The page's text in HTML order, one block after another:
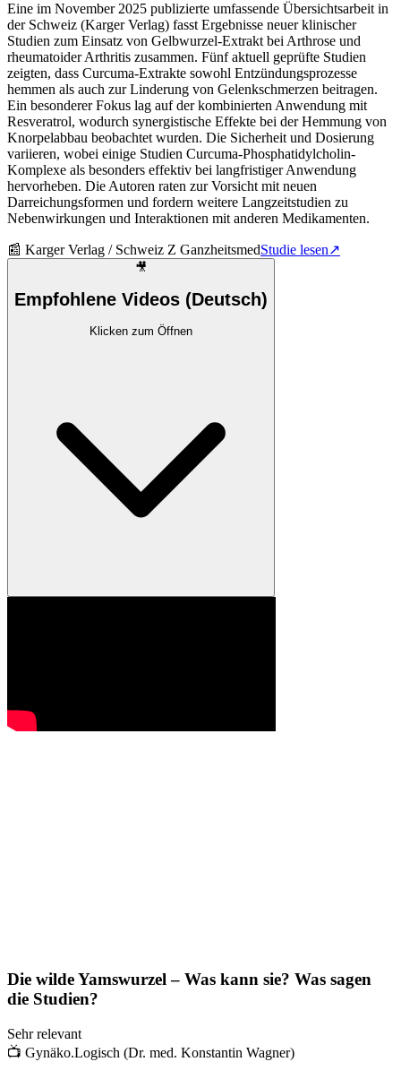
Eine im November 2025 publizierte umfassende Übersichtsarbeit in
der Schweiz (Karger Verlag) fasst Ergebnisse neuer klinischer
Studien zum Einsatz von Gelbwurzel-Extrakt bei Arthrose und
rheumatoider Arthritis zusammen. Fünf aktuell geprüfte Studien
zeigten, dass Curcuma-Extrakte sowohl Entzündungsprozesse
hemmen als auch zur Linderung von Gelenkschmerzen beitragen.
Ein besonderer Fokus lag auf der kombinierten Anwendung mit
Resveratrol, wodurch synergistische Effekte bei der Hemmung von
Knorpelabbau beobachtet wurden. Die Sicherheit und Dosierung
variieren, wobei einige Studien Curcuma-Phosphatidylcholin-
Komplexe als besonders effektiv bei langfristiger Anwendung
hervorheben. Die Autoren raten zur Vorsicht mit neuen
Darreichungsformen und fordern weitere Langzeitstudien zu
Nebenwirkungen und Interaktionen mit anderen Medikamenten.
📰 Karger Verlag / Schweiz Z GanzheitsmedStudie lesen↗
🎥
Empfohlene Videos (Deutsch)
Klicken zum Öffnen
Die wilde Yamswurzel – Was kann sie? Was sagen
die Studien?
Sehr relevant
📺 Gynäko.Logisch (Dr. med. Konstantin Wagner)